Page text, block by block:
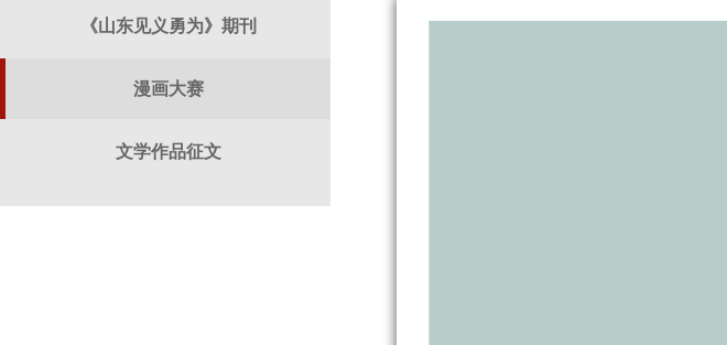
《山东见义勇为》期刊
漫画大赛
文学作品征文